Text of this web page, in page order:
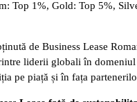
Top 1%, Gold: Top 5%,
de Business Lease
liderii globali în
pe piață și în fața